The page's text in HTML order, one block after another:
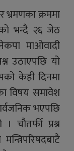
भ्रमणका क्रममा
भन्दै २६ जेठ
माओवादी
उठाएपछि यो
केही दिनमा
विषय समावेश
भएपछि
चौतर्फी प्रश्न